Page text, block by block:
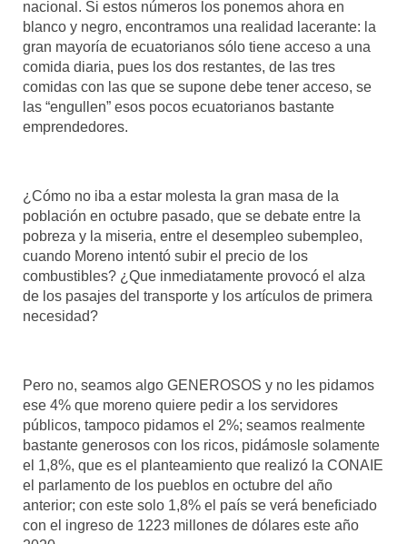
nacional. Si estos números los ponemos ahora en
blanco y negro, encontramos una realidad lacerante: la
gran mayoría de ecuatorianos sólo tiene acceso a una
comida diaria, pues los dos restantes, de las tres
comidas con las que se supone debe tener acceso, se
las “engullen” esos pocos ecuatorianos bastante
emprendedores.
¿Cómo no iba a estar molesta la gran masa de la
población en octubre pasado, que se debate entre la
pobreza y la miseria, entre el desempleo subempleo,
cuando Moreno intentó subir el precio de los
combustibles? ¿Que inmediatamente provocó el alza
de los pasajes del transporte y los artículos de primera
necesidad?
Pero no, seamos algo GENEROSOS y no les pidamos
ese 4% que moreno quiere pedir a los servidores
públicos, tampoco pidamos el 2%; seamos realmente
bastante generosos con los ricos, pidámosle solamente
el 1,8%, que es el planteamiento que realizó la CONAIE
el parlamento de los pueblos en octubre del año
anterior; con este solo 1,8% el país se verá beneficiado
con el ingreso de 1223 millones de dólares este año